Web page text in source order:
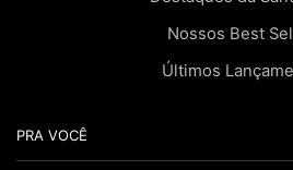
Nossos Best
Últimos
PRA VOCÊ